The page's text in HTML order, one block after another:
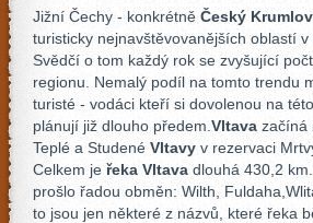
Jižní Čechy - konkrétně Český Krumlov
turisticky nejnavštěvovanějších oblastí v
Svědčí o tom každý rok se zvyšující
regionu. Nemalý podíl na tomto trendu
turisté - vodáci kteří si dovolenou na
plánují již dlouho předem. Vltava začíná
Teplé a Studené Vltavy v rezervaci
Celkem je řeka Vltava dlouhá 430,2
prošlo řadou obměn: Wilth,
to jsou jen některé z názvů, které řeka